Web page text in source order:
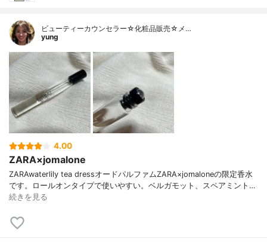
ビューティーカウンセラー☆化粧品販売☆メ…
yung
4.00
ZARA×jomalone
ZARAwaterlily tea dressオードパルファムZARA×jomaloneの限定香水
です。ロールオンタイプで使いやすい。ベルガモット、スペアミント…
続きを見る